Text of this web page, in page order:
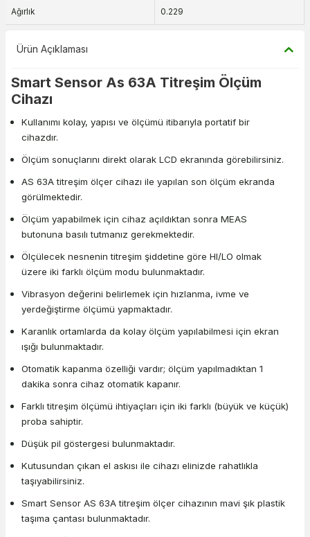
Ağırlık 0.229
Ürün Açıklaması
Smart Sensor As 63A Titreşim Ölçüm
Cihazı
Kullanımı kolay, yapısı ve ölçümü itibarıyla portatif bir
cihazdır.
Ölçüm sonuçlarını direkt olarak LCD ekranında görebilirsiniz.
AS 63A titreşim ölçer cihazı ile yapılan son ölçüm ekranda
görülmektedir.
Ölçüm yapabilmek için cihaz açıldıktan sonra MEAS
butonuna basılı tutmanız gerekmektedir.
Ölçülecek nesnenin titreşim şiddetine göre HI/LO olmak
üzere iki farklı ölçüm modu bulunmaktadır.
Vibrasyon değerini belirlemek için hızlanma, ivme ve
yerdeğiştirme ölçümü yapmaktadır.
Karanlık ortamlarda da kolay ölçüm yapılabilmesi için ekran
ışığı bulunmaktadır.
Otomatik kapanma özelliği vardır; ölçüm yapılmadıktan 1
dakika sonra cihaz otomatik kapanır.
Farklı titreşim ölçümü ihtiyaçları için iki farklı (büyük ve küçük)
proba sahiptir.
Düşük pil göstergesi bulunmaktadır.
Kutusundan çıkan el askısı ile cihazı elinizde rahatlıkla
taşıyabilirsiniz.
Smart Sensor AS 63A titreşim ölçer cihazının mavi şık plastik
taşıma çantası bulunmaktadır.